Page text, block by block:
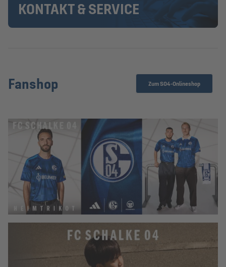
KONTAKT & SERVICE
Fanshop Zum S04-Onlineshop